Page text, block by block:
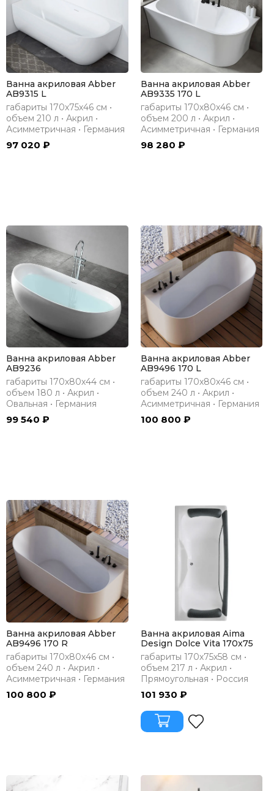
Ванна акриловая Abber
AB9315 L
габариты 170х75х46 см •
объем 210 л • Акрил •
Асимметричная • Германия
97 020 ₽
Ванна акриловая Abber
AB9335 170 L
габариты 170х80х46 см •
объем 200 л • Акрил •
Асимметричная • Германия
98 280 ₽
Ванна акриловая Abber
AB9236
габариты 170х80х44 см •
объем 180 л • Акрил •
Овальная • Германия
99 540 ₽
Ванна акриловая Abber
AB9496 170 L
габариты 170х80х46 см •
объем 240 л • Акрил •
Асимметричная • Германия
100 800 ₽
Ванна акриловая Abber
AB9496 170 R
габариты 170х80х46 см •
объем 240 л • Акрил •
Асимметричная • Германия
100 800 ₽
Ванна акриловая Aima
Design Dolce Vita 170x75
габариты 170х75х58 см •
объем 217 л • Акрил •
Прямоугольная • Россия
101 930 ₽